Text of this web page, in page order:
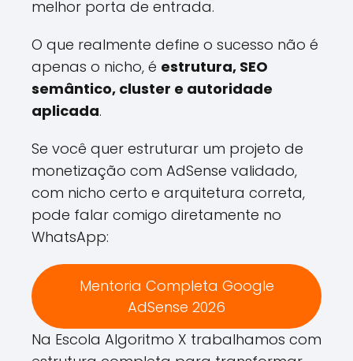
melhor porta de entrada.
O que realmente define o sucesso não é
apenas o nicho, é estrutura, SEO
semântico, cluster e autoridade
aplicada.
Se você quer estruturar um projeto de
monetização com AdSense validado,
com nicho certo e arquitetura correta,
pode falar comigo diretamente no
WhatsApp:
Mentoria Completa Google
AdSense 2026
Na Escola Algoritmo X trabalhamos com